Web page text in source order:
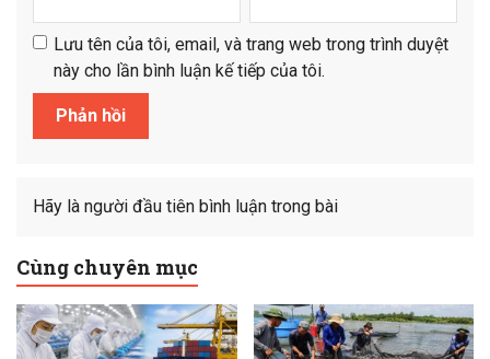
Lưu tên của tôi, email, và trang web trong trình duyệt
này cho lần bình luận kế tiếp của tôi.
Hãy là người đầu tiên bình luận trong bài
Cùng chuyên mục